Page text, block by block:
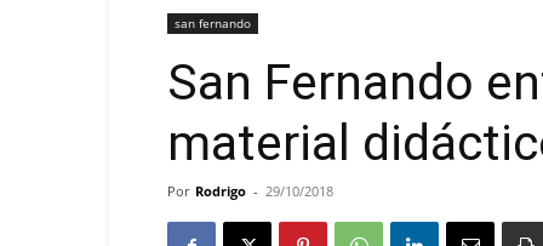
san fernando
San Fernando
material
Por Rodrigo - 29/10/2018